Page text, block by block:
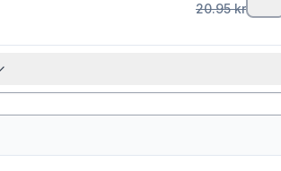
20.95kr